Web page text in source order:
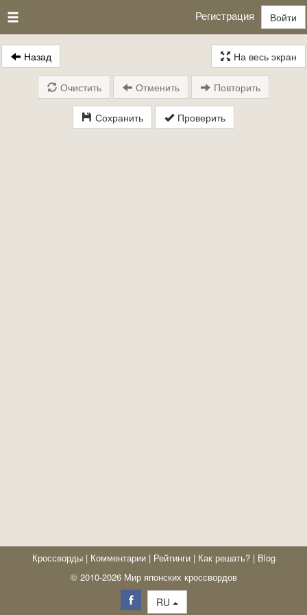
Регистрация Войти
Назад На весь экран
Сохранить Проверить
Очистить Отменить Повторить
Кроссворды | Комментарии | Рейтинги | Как решать? | Blog
© 2010-2026 Мир японских кроссвордов
RU